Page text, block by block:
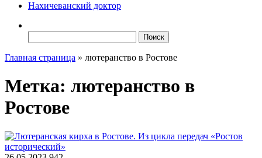
Нахичеванский доктор
Главная страница » лютеранство в Ростове
Метка: лютеранство в
Ростове